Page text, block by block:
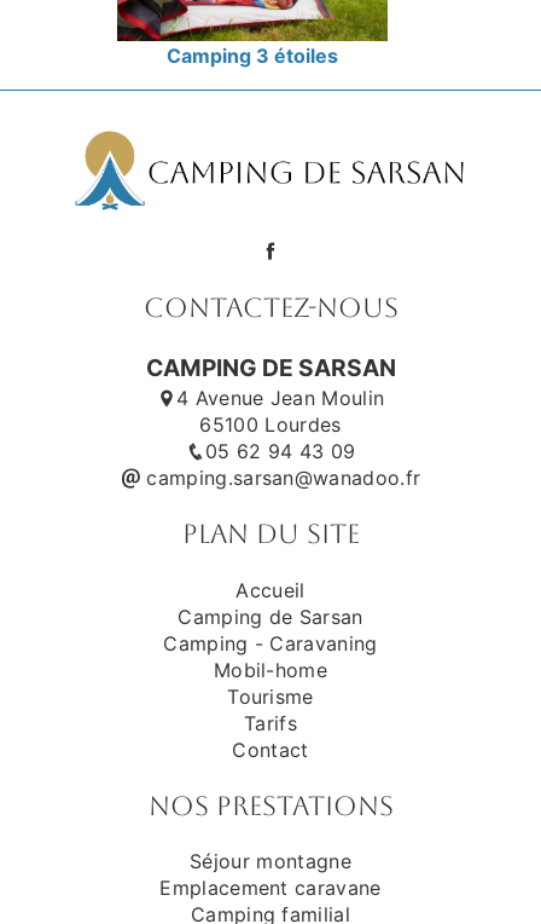
Camping 3 étoiles
Contactez-nous
CAMPING DE SARSAN
4 Avenue Jean Moulin
65100 Lourdes
05 62 94 43 09
camping.sarsan@wanadoo.fr
Plan du site
Accueil
Camping de Sarsan
Camping - Caravaning
Mobil-home
Tourisme
Tarifs
Contact
Nos prestations
Séjour montagne
Emplacement caravane
Camping familial